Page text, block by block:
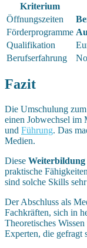
Kriterium
Öffnungszeiten
Förderprogramme
Qualifikation
Berufserfahrung
Fazit
Die Umschulung
einen Jobwechsel im
und Führung. Das
Medien.
Diese Weiterbildung
praktische
sind solche Skills
Der Abschluss als
Fachkräften, sich in
Theoretisches
Experten, die gefragt